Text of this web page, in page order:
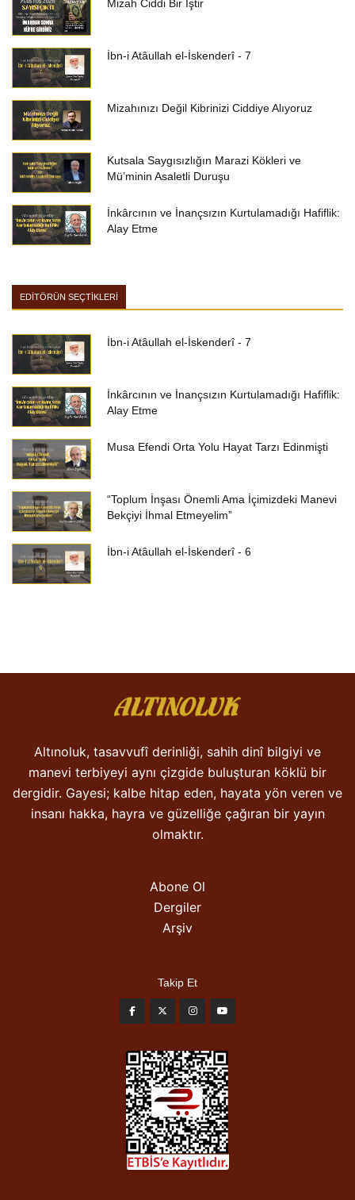
Mizah Ciddi Bir İştir
İbn-i Atâullah el-İskenderî - 7
Mizahınızı Değil Kibrinizi Ciddiye Alıyoruz
Kutsala Saygısızlığın Marazi Kökleri ve
Mü’minin Asaletli Duruşu
İnkârcının ve İnançsızın Kurtulamadığı Hafiflik:
Alay Etme
EDİTÖRÜN SEÇTİKLERİ
İbn-i Atâullah el-İskenderî - 7
İnkârcının ve İnançsızın Kurtulamadığı Hafiflik:
Alay Etme
Musa Efendi Orta Yolu Hayat Tarzı Edinmişti
“Toplum İnşası Önemli Ama İçimizdeki Manevi
Bekçiyi İhmal Etmeyelim”
İbn-i Atâullah el-İskenderî - 6
Altınoluk, tasavvufî derinliği, sahih dinî bilgiyi ve
manevi terbiyeyi aynı çizgide buluşturan köklü bir
dergidir. Gayesi; kalbe hitap eden, hayata yön veren ve
insanı hakka, hayra ve güzelliğe çağıran bir yayın
olmaktır.
Abone Ol
Dergiler
Arşiv
Takip Et